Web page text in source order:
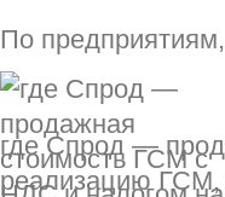
По
где Спрод —
реализацию ГСМ,